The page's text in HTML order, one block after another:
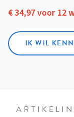
€ 34,97 voor 12
IK WIL